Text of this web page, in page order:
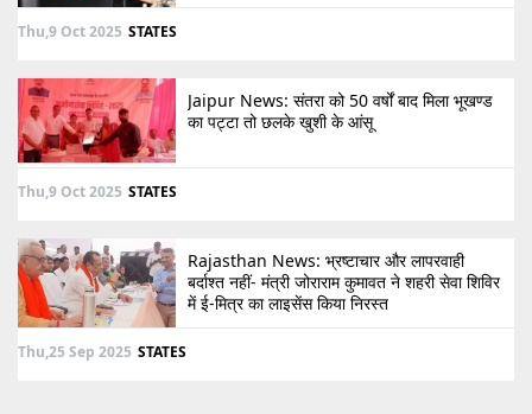
Thu,9 Oct 2025 STATES
Jaipur News: संतरा को 50 वर्षों बाद मिला भूखण्ड
का पट्टा तो छलके खुशी के आंसू
Thu,9 Oct 2025 STATES
Rajasthan News: भ्रष्टाचार और लापरवाही
बर्दाश्त नहीं- मंत्री जोराराम कुमावत ने शहरी सेवा शिविर
में ई-मित्र का लाइसेंस किया निरस्त
Thu,25 Sep 2025 STATES